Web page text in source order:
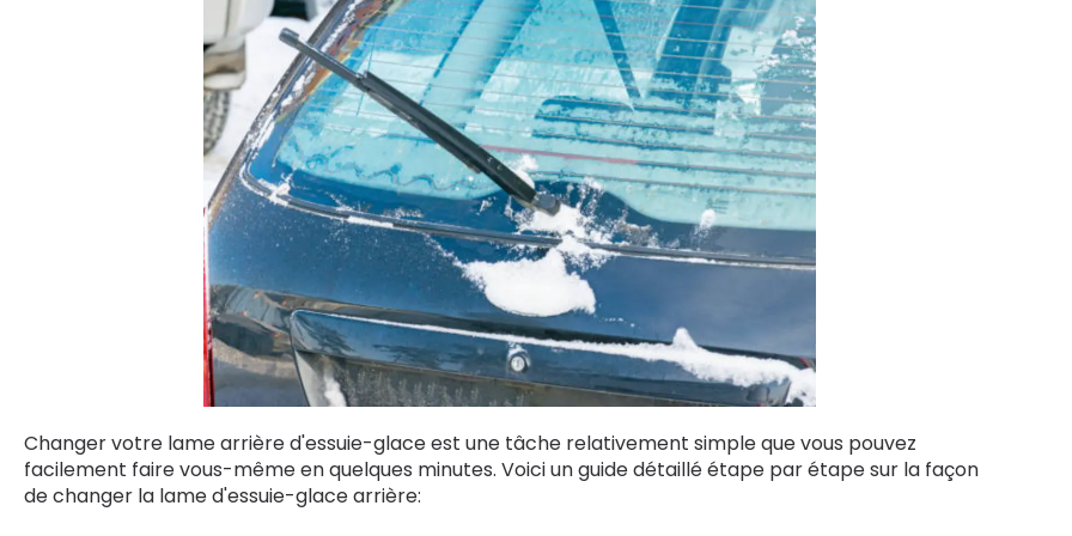
Changer votre lame arrière d'essuie-glace est une tâche relativement simple que vous pouvez
facilement faire vous-même en quelques minutes. Voici un guide détaillé étape par étape sur la façon
de changer la lame d'essuie-glace arrière: